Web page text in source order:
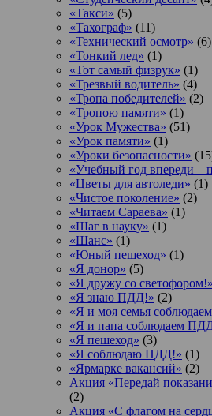
«Такси» (5)
«Тахограф» (11)
«Технический осмотр» (6)
«Тонкий лед» (1)
«Тот самый физрук» (1)
«Трезвый водитель» (4)
«Тропа победителей» (2)
«Тропою памяти» (1)
«Урок Мужества» (51)
«Урок памяти» (1)
«Уроки безопасности»
«Учебный год впереди –
«Цветы для автоледи» (1)
«Чистое поколение» (2)
«Читаем Сараева» (1)
«Шаг в науку» (1)
«Шанс» (1)
«Юный пешеход» (1)
«Я донор» (5)
«Я дружу со светофором!»
«Я знаю ПДД!» (2)
«Я и моя семья
«Я и папа соблюдаем
«Я пешеход» (3)
«Я соблюдаю ПДД!» (1)
«Ярмарке вакансий» (2)
Акция «Передай
(2)
Акция «С флагом на